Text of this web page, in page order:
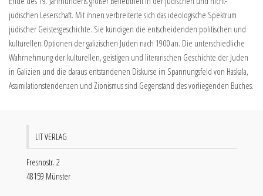
jüdischen Leserschaft. Mit ihnen verbreiterte sich das ideologische Spektrum
jüdischer Geistesgeschichte. Sie kündigen die entscheidenden politischen und
kulturellen Optionen der galizischen Juden nach 1900 an. Die unterschiedliche
Wahrnehmung der kulturellen, geistigen und literarischen Geschichte der Juden
in Galizien und die daraus entstandenen Diskurse im Spannungsfeld von Haskala,
Assimilationstendenzen und Zionismus sind Gegenstand des vorliegenden Buches.
LIT VERLAG
Fresnostr. 2
48159 Münster